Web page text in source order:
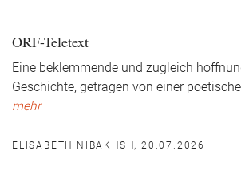
ORF-Teletext
Eine beklemmende und zugleich
Geschichte, getragen von einer
mehr
ELISABETH NIBAKHSH, 20.07.2026